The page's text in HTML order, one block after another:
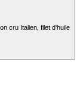
cru Italien, filet d'huile